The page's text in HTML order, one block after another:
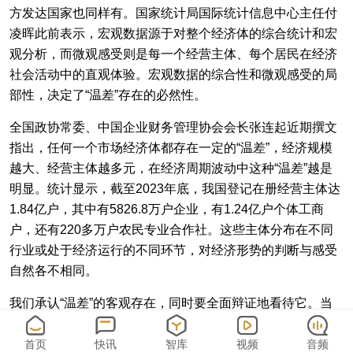
方发达国家也同样有。国家统计局国际统计信息中心主任付
凌晖此前表示，宏观数据源于对整个经济体的综合统计和宏
观分析，而微观感受则是每一个经营主体、每个居民在经济
社会活动中的直观体验。宏观数据的综合性和微观感受的局
部性，决定了“温差”存在的必然性。
全国政协常委、中国企业财务管理协会会长张连起近期撰文
指出，任何一个市场经济体都存在一定的“温差”，经济规模
越大、经营主体越多元，在经济周期波动中这种“温差”越是
明显。统计显示，截至2023年底，我国登记在册经营主体达
1.84亿户，其中有5826.8万户企业，有1.24亿户个体工商
户，还有220多万户农民专业合作社。这些主体分布在不同
行业或处于经济运行的不同环节，对经济形势的判断与感受
自然各不相同。
我们承认“温差”的客观存在，同时要全面辩证地看待它。当
前，社会上对于“温差”的认识，不少带有一定的主观性和片
面性。这些相对封闭、自我强化的“舆论场”，不仅不能全面
首页 快讯 智库 视频 音频